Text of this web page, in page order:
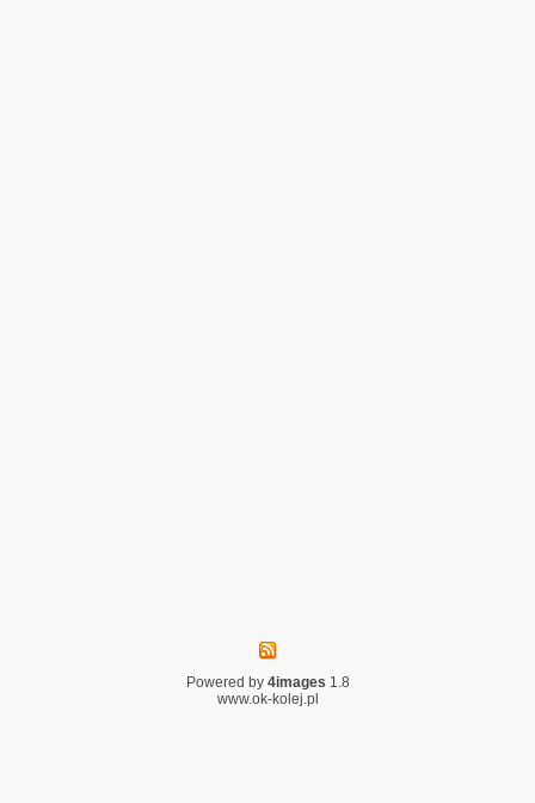
Powered by 4images 1.8
www.ok-kolej.pl